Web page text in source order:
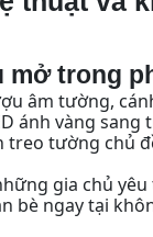
mở trong
âm tường,
ánh vàng sang
treo tường chủ
gia chủ
bè ngay tại